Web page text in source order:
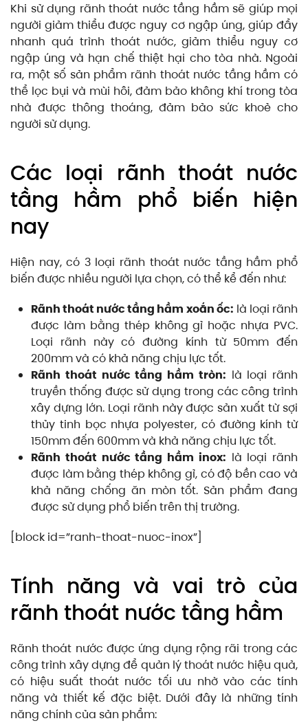
Khi sử dụng rãnh thoát nước tầng hầm sẽ giúp mọi
người giảm thiểu được nguy cơ ngập úng, giúp đẩy
nhanh quá trình thoát nước, giảm thiểu nguy cơ
ngập úng và hạn chế thiệt hại cho tòa nhà. Ngoài
ra, một số sản phẩm rãnh thoát nước tầng hầm có
thể lọc bụi và mùi hôi, đảm bảo không khí trong tòa
nhà được thông thoáng, đảm bảo sức khoẻ cho
người sử dụng.
Các loại rãnh thoát nước
tầng hầm phổ biến hiện
nay
Hiện nay, có 3 loại rãnh thoát nước tầng hầm phổ
biến được nhiều người lựa chọn, có thể kể đến như:
Rãnh thoát nước tầng hầm xoắn ốc: là loại rãnh
được làm bằng thép không gỉ hoặc nhựa PVC.
Loại rãnh này có đường kính từ 50mm đến
200mm và có khả năng chịu lực tốt.
Rãnh thoát nước tầng hầm tròn: là loại rãnh
truyền thống được sử dụng trong các công trình
xây dựng lớn. Loại rãnh này được sản xuất từ sợi
thủy tinh bọc nhựa polyester, có đường kính từ
150mm đến 600mm và khả năng chịu lực tốt.
Rãnh thoát nước tầng hầm inox: là loại rãnh
được làm bằng thép không gỉ, có độ bền cao và
khả năng chống ăn mòn tốt. Sản phẩm đang
được sử dụng phổ biến trên thị trường.
[block id=”ranh-thoat-nuoc-inox”]
Tính năng và vai trò của
rãnh thoát nước tầng hầm
Rãnh thoát nước được ứng dụng rộng rãi trong các
công trình xây dựng để quản lý thoát nước hiệu quả,
có hiệu suất thoát nước tối ưu nhờ vào các tính
năng và thiết kế đặc biệt. Dưới đây là những tính
năng chính của sản phẩm: